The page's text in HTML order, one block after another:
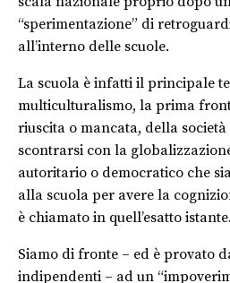
“sperimentazione” di
all’interno delle scuole.
La scuola è infatti il principale
multiculturalismo, la prima
riuscita o mancata, della società
scontrarsi con la
autoritario o democratico che
alla scuola per avere la
è chiamato in quell’esatto istante.
Siamo di fronte – ed è provato
indipendenti – ad un